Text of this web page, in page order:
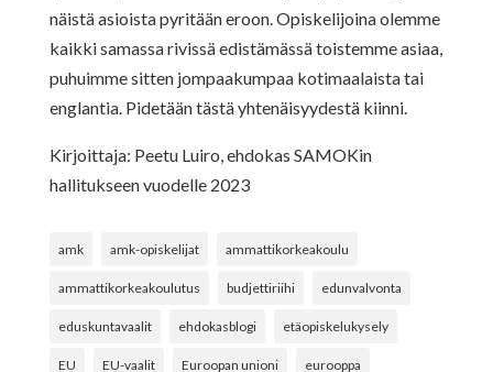
näistä asioista pyritään eroon. Opiskelijoina olemme
kaikki samassa rivissä edistämässä toistemme asiaa,
puhuimme sitten jompaakumpaa kotimaalaista tai
englantia. Pidetään tästä yhtenäisyydestä kiinni.
Kirjoittaja: Peetu Luiro, ehdokas SAMOKin
hallitukseen vuodelle 2023
amk amk-opiskelijat ammattikorkeakoulu
ammattikorkeakoulutus budjettiriihi edunvalvonta
eduskuntavaalit ehdokasblogi etäopiskelukysely
EU EU-vaalit Euroopan unioni eurooppa